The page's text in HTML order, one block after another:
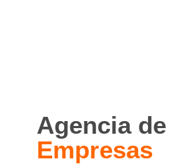
Agencia de
Empresas